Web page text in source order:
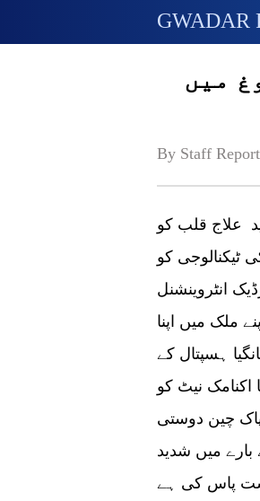
GWADAR
میں
By Staff
علاج قلب کو
ٹیکنالوجی کو
انٹروینشنل
ملک میں اپنا
ہسپتال کے
اکنامک نیٹ کو
چین دوستی
میں شدید
پاس کی ہے